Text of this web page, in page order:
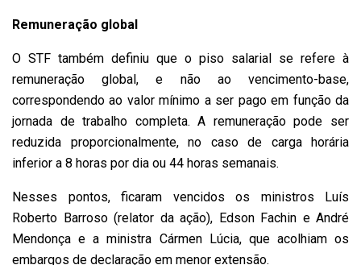
Remuneração global
O STF também definiu que o piso salarial se refere à
remuneração global, e não ao vencimento-base,
correspondendo ao valor mínimo a ser pago em função da
jornada de trabalho completa. A remuneração pode ser
reduzida proporcionalmente, no caso de carga horária
inferior a 8 horas por dia ou 44 horas semanais.
Nesses pontos, ficaram vencidos os ministros Luís
Roberto Barroso (relator da ação), Edson Fachin e André
Mendonça e a ministra Cármen Lúcia, que acolhiam os
embargos de declaração em menor extensão.